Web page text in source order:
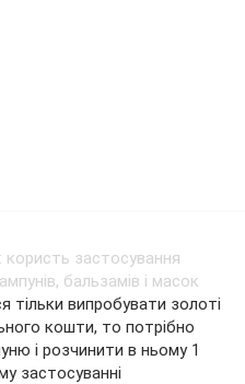
випробувати золоті
кошти, то потрібно
і розчинити в ньому 1
застосуванні